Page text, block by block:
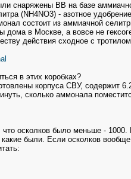
снаряжены ВВ на базе
(NH4NO3) - азотное
состоит из аммиачной
в Москве, а вовсе не
действия сходное с
в этих коробках?
корпуса СВУ, содержит
сколько аммонала
осколков было меньше -
были. Если осколков